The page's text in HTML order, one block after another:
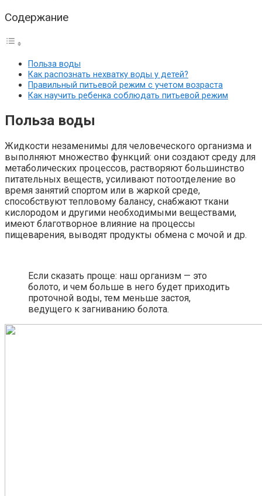
Содержание
Польза воды
Как распознать нехватку воды у детей?
Правильный питьевой режим с учетом возраста
Как научить ребенка соблюдать питьевой режим
Польза воды
Жидкости незаменимы для человеческого организма и
выполняют множество функций: они создают среду для
метаболических процессов, растворяют большинство
питательных веществ, усиливают потоотделение во
время занятий спортом или в жаркой среде,
способствуют тепловому балансу, снабжают ткани
кислородом и другими необходимыми веществами,
имеют благотворное влияние на процессы
пищеварения, выводят продукты обмена с мочой и др.
Если сказать проще: наш организм — это
болото, и чем больше в него будет приходить
проточной воды, тем меньше застоя,
ведущего к загниванию болота.